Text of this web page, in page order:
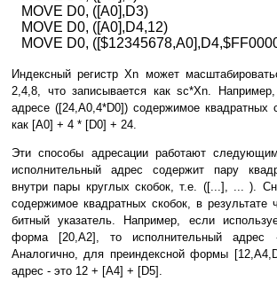
MOVE D0, ([A0],D3)
MOVE D0, ([A0],D4,12)
MOVE D0,
Индексный регистр Xn может
2,4,8, что записывается как sc*Xn.
адресе ([24,A0,4*D0]) содержимое квадратных
как [A0] + 4 * [D0] + 24.
Эти способы адресации работают
исполнительный адрес содержит пару
внутри пары круглых скобок, т.е. ([...], ... ).
содержимое квадратных скобок, в результате
битный указатель. Например, если
форма [20,A2], то исполнительный
Аналогично, для преиндексной формы
адрес - это 12 + [A4] + [D5].